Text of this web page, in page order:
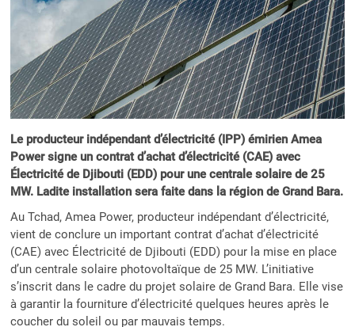
Le producteur indépendant d’électricité (IPP) émirien Amea
Power signe un contrat d’achat d’électricité (CAE) avec
Électricité de Djibouti (EDD) pour une centrale solaire de 25
MW. Ladite installation sera faite dans la région de Grand Bara.
Au Tchad, Amea Power, producteur indépendant d’électricité,
vient de conclure un important contrat d’achat d’électricité
(CAE) avec Électricité de Djibouti (EDD) pour la mise en place
d’un centrale solaire photovoltaïque de 25 MW. L’initiative
s’inscrit dans le cadre du projet solaire de Grand Bara. Elle vise
à garantir la fourniture d’électricité quelques heures après le
coucher du soleil ou par mauvais temps.